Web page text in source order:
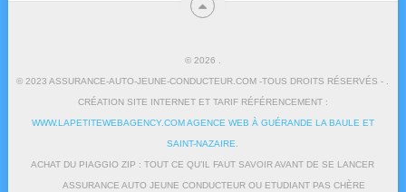
© 2026
© 2023 ASSURANCE-AUTO-JEUNE-CONDUCTEUR.COM -TOUS DROITS RÉSERVÉS - .
CRÉATION SITE INTERNET ET TARIF RÉFÉRENCEMENT :
WWW.LAPETITEWEBAGENCY.COM AGENCE WEB À GUÉRANDE LA BAULE ET
SAINT-NAZAIRE
ACHAT DU PIAGGIO ZIP : TOUT CE QU’IL FAUT SAVOIR AVANT DE SE LANCER
ASSURANCE AUTO JEUNE CONDUCTEUR OU ETUDIANT PAS CHÈRE